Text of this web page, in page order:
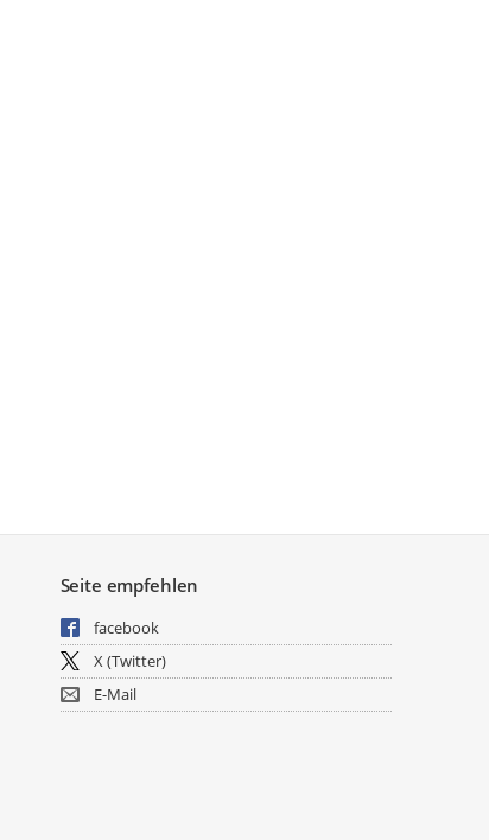
Seite empfehlen
facebook
X (Twitter)
E-Mail